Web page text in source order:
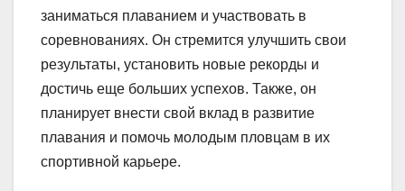
заниматься плаванием и участвовать в
соревнованиях. Он стремится улучшить свои
результаты, установить новые рекорды и
достичь еще больших успехов. Также, он
планирует внести свой вклад в развитие
плавания и помочь молодым пловцам в их
спортивной карьере.